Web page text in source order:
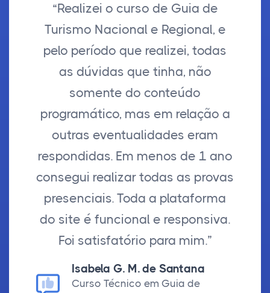
“Realizei o curso de Guia de
Turismo Nacional e Regional, e
pelo período que realizei, todas
as dúvidas que tinha, não
somente do conteúdo
programático, mas em relação a
outras eventualidades eram
respondidas. Em menos de 1 ano
consegui realizar todas as provas
presenciais. Toda a plataforma
do site é funcional e responsiva.
Foi satisfatório para mim.”
Isabela G. M. de Santana
Curso Técnico em Guia de